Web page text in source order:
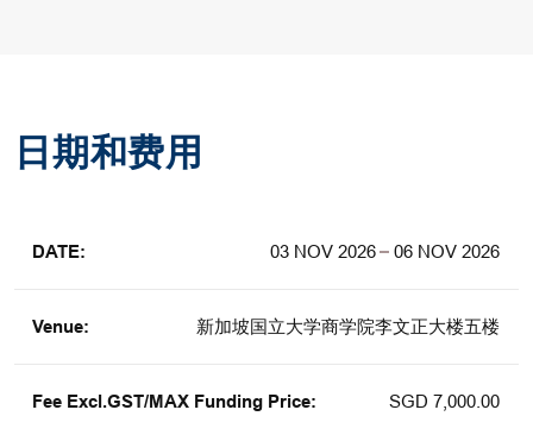
日期和费用
03 NOV 2026 06 NOV 2026
新加坡国立大学商学院李文正大楼五楼
SGD 7,000.00